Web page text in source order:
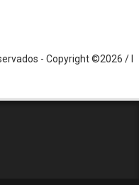
- Copyright ©2026 / PS /